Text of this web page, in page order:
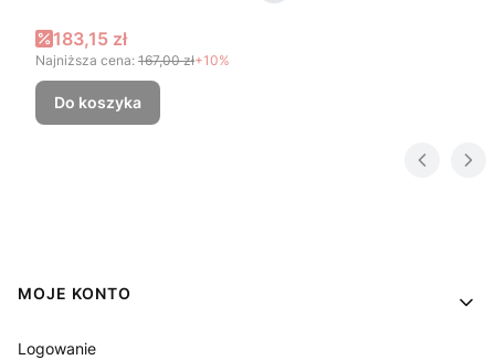
Cena promocyjna
183,15 zł
Najniższa cena: 167,00 zł+10%
Do koszyka
Linki w stopce
MOJE KONTO
Logowanie